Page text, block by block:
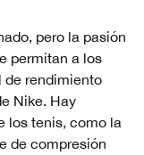
pero la pasión
permitan a los
de rendimiento
Nike. Hay
los tenis, como la
de compresión